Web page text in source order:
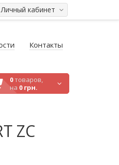
Личный кабинет
Контакты
0товаров,
на 0 грн.
ZC